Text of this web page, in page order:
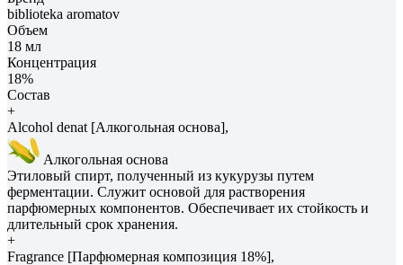
biblioteka aromatov
Объем
18 мл
Концентрация
18%
Состав
+
Alcohol denat [Алкогольная основа],
Алкогольная основа
Этиловый спирт, полученный из кукурузы путем
ферментации. Служит основой для растворения
парфюмерных компонентов. Обеспечивает их стойкость и
длительный срок хранения.
+
Fragrance [Парфюмерная композиция 18%],